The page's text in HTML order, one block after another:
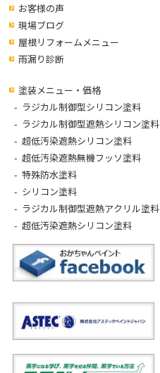
お客様の声
現場ブログ
屋根リフォームメニュー
雨漏り診断
塗装メニュー・価格
ラジカル制御型シリコン塗料
ラジカル制御型遮熱シリコン塗料
超低汚染遮熱シリコン塗料
超低汚染遮熱無機フッソ塗料
特殊防水塗料
シリコン塗料
ラジカル制御型遮熱アクリル塗料
超低汚染遮熱シリコン塗料